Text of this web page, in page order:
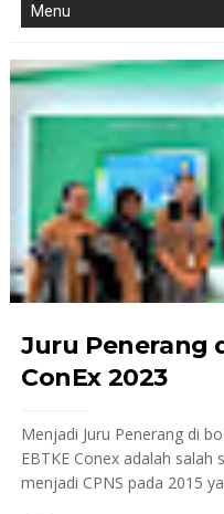
Juru Penerang
ConEx 2023
Menjadi Juru Penerang di
EBTKE Conex adalah
menjadi CPNS pada 2015